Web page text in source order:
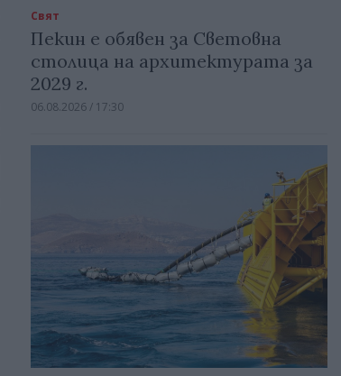
Свят
Пекин е обявен за Световна
столица на архитектурата за
2029 г.
06.08.2026 / 17:30